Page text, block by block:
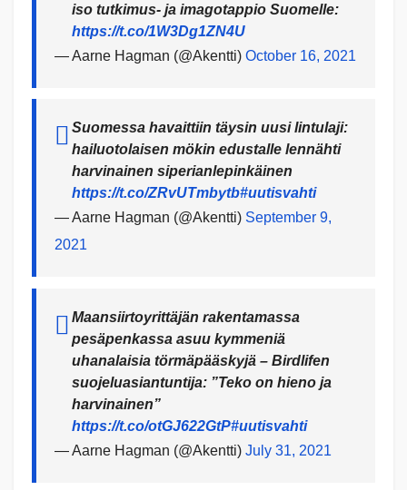
iso tutkimus- ja imagotappio Suomelle:
https://t.co/1W3Dg1ZN4U
— Aarne Hagman (@Akentti) October 16, 2021
Suomessa havaittiin täysin uusi lintulaji:
hailuotolaisen mökin edustalle lennähti
harvinainen siperianlepinkäinen
https://t.co/ZRvUTmbytb#uutisvahti
— Aarne Hagman (@Akentti) September 9,
2021
Maansiirtoyrittäjän rakentamassa
pesäpenkassa asuu kymmeniä
uhanalaisia törmäpääskyjä – Birdlifen
suojeluasiantuntija: ”Teko on hieno ja
harvinainen”
https://t.co/otGJ622GtP#uutisvahti
— Aarne Hagman (@Akentti) July 31, 2021